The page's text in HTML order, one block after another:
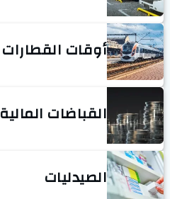
أوقات القطارات
القباضات المالية
الصيدليات